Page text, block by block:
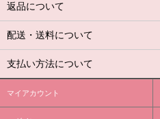
返品について
配送・送料について
支払い方法について
マイアカウント